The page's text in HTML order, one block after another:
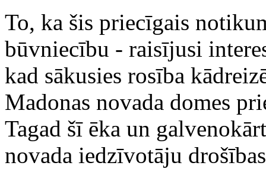
To, ka šis priecīgais
būvniecību - raisījusi
kad sākusies rosība
Madonas novada domes
Tagad šī ēka un
novada iedzīvotāju